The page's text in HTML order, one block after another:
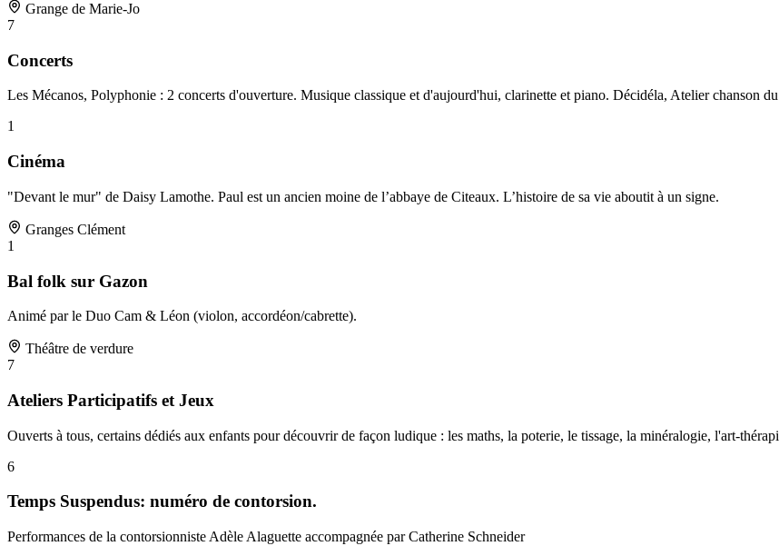
Grange de Marie-Jo
7
Concerts
Les Mécanos, Polyphonie : 2 concerts d'ouverture. Musique classique et d'aujourd'hui, clarinette et piano. Décidéla, Atelier chanson
1
Cinéma
"Devant le mur" de Daisy Lamothe. Paul est un ancien moine de l’abbaye de Citeaux. L’histoire de sa vie aboutit à un signe.
Granges Clément
1
Bal folk sur Gazon
Animé par le Duo Cam & Léon (violon, accordéon/cabrette).
Théâtre de verdure
7
Ateliers Participatifs et Jeux
Ouverts à tous, certains dédiés aux enfants pour découvrir de façon ludique : les maths, la poterie, le tissage, la minéralogie, l'art-
6
Temps Suspendus: numéro de contorsion.
Performances de la contorsionniste Adèle Alaguette accompagnée par Catherine Schneider